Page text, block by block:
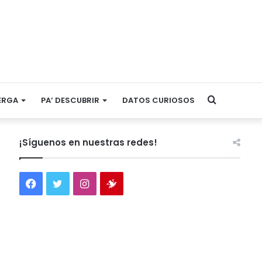
PA’ DESCUBRIR DATOS CURIOSOS Search
¡Síguenos en nuestras redes!
Facebook
TwitterInstagram